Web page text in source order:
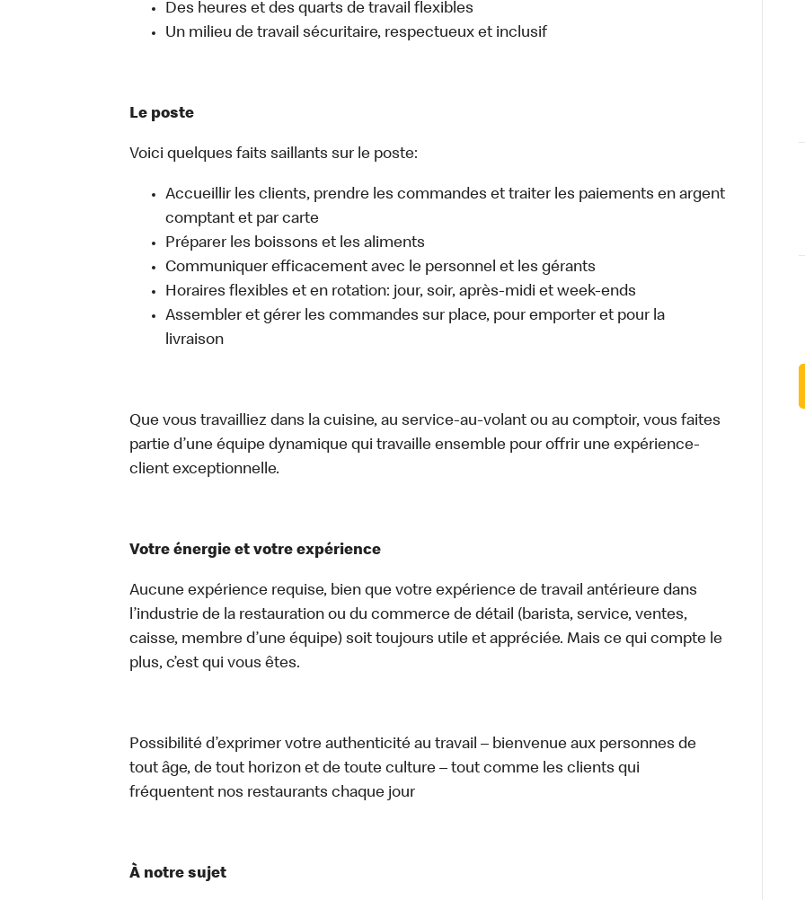
Des heures et des quarts de travail flexibles
Un milieu de travail sécuritaire, respectueux et inclusif
Le poste
Voici quelques faits saillants sur le poste:
Accueillir les clients, prendre les commandes et traiter les paiements en argent
comptant et par carte
Préparer les boissons et les aliments
Communiquer efficacement avec le personnel et les gérants
Horaires flexibles et en rotation: jour, soir, après-midi et week-ends
Assembler et gérer les commandes sur place, pour emporter et pour la
livraison
Que vous travailliez dans la cuisine, au service-au-volant ou au comptoir, vous faites
partie d’une équipe dynamique qui travaille ensemble pour offrir une expérience-
client exceptionnelle.
Votre énergie et votre expérience
Aucune expérience requise, bien que votre expérience de travail antérieure dans
l’industrie de la restauration ou du commerce de détail (barista, service, ventes,
caisse, membre d’une équipe) soit toujours utile et appréciée. Mais ce qui compte le
plus, c’est qui vous êtes.
Possibilité d’exprimer votre authenticité au travail – bienvenue aux personnes de
tout âge, de tout horizon et de toute culture – tout comme les clients qui
fréquentent nos restaurants chaque jour
À notre sujet